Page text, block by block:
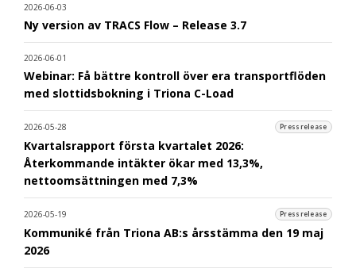
2026-06-03
Ny version av TRACS Flow – Release 3.7
2026-06-01
Webinar: Få bättre kontroll över era transportflöden
med slottidsbokning i Triona C-Load
2026-05-28 Pressrelease
Kvartalsrapport första kvartalet 2026:
Återkommande intäkter ökar med 13,3%,
nettoomsättningen med 7,3%
2026-05-19 Pressrelease
Kommuniké från Triona AB:s årsstämma den 19 maj
2026